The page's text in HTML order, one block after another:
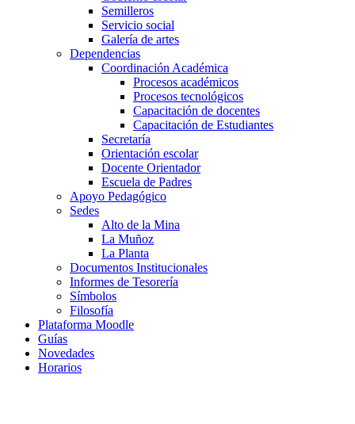
Semilleros
Servicio social
Galería de artes
Dependencias
Coordinación Académica
Procesos académicos
Procesos tecnológicos
Capacitación de docentes
Capacitación de Estudiantes
Secretaría
Orientación escolar
Docente Orientador
Escuela de Padres
Apoyo Pedagógico
Sedes
Alto de la Mina
La Muñoz
La Planta
Documentos Institucionales
Informes de Tesorería
Símbolos
Filosofía
Plataforma Moodle
Guías
Novedades
Horarios